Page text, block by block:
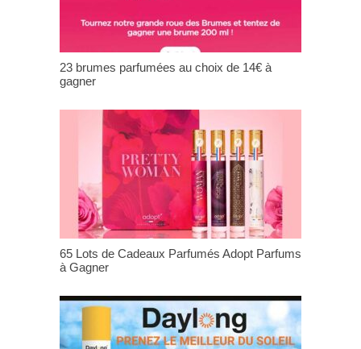
23 brumes parfumées au choix de 14€ à
gagner
65 Lots de Cadeaux Parfumés Adopt Parfums
à Gagner